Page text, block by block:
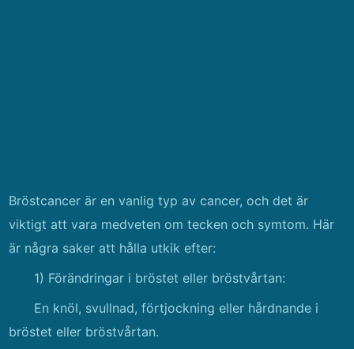
Bröstcancer är en vanlig typ av cancer, och det är
viktigt att vara medveten om tecken och symtom. Här
är några saker att hålla utkik efter:
1) Förändringar i bröstet eller bröstvårtan:
En knöl, svullnad, förtjockning eller hårdnande i
bröstet eller bröstvårtan.